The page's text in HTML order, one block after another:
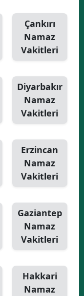
Çankırı
Namaz
Vakitleri
Diyarbakır
Namaz
Vakitleri
Erzincan
Namaz
Vakitleri
Gaziantep
Namaz
Vakitleri
Hakkari
Namaz